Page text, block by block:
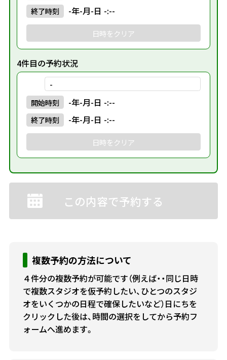
終了時刻 -年-月-日 -:--
日時をクリア
4件目の予約状況
-
開始時刻 -年-月-日 -:--
終了時刻 -年-月-日 -:--
日時をクリア
この内容で予約する
複数予約の方法について
４件分の複数予約が可能です（例えば・・同じ日時
で複数スタジオを仮予約したい、ひとつのスタジ
オをいくつかの日程で確保したいなど）日にちを
クリックした後は、時間の選択をしてから予約フ
ォームへ進めます。